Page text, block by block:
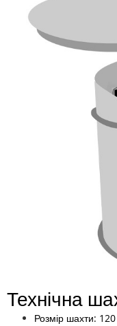
Технічна
Розмір шахти: